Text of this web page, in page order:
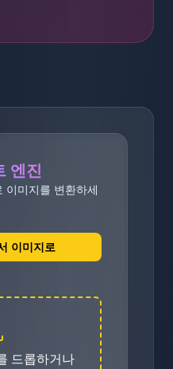
엔진
이미지를 변환하세
이미지로
드롭하거나